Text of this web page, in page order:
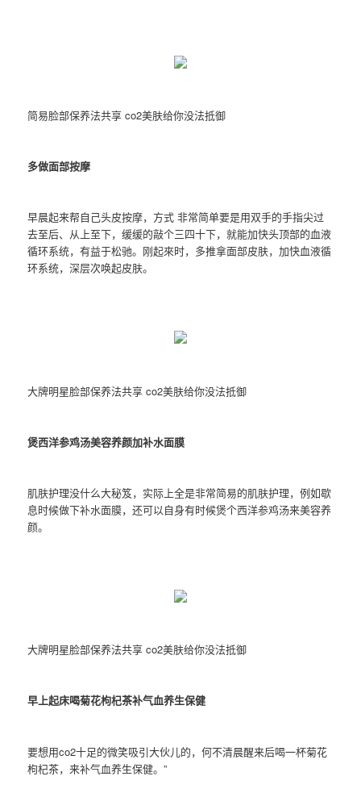
简易脸部保养法共享 co2美肤给你没法抵御
多做面部按摩
早晨起来帮自己头皮按摩，方式 非常简单要是用双手的手指尖过
去至后、从上至下，缓缓的敲个三四十下，就能加快头顶部的血液
循环系统，有益于松驰。刚起來时，多推拿面部皮肤，加快血液循
环系统，深层次唤起皮肤。
大牌明星脸部保养法共享 co2美肤给你没法抵御
煲西洋参鸡汤美容养颜加补水面膜
肌肤护理没什么大秘笈，实际上全是非常简易的肌肤护理，例如歇
息时候做下补水面膜，还可以自身有时候煲个西洋参鸡汤来美容养
颜。
大牌明星脸部保养法共享 co2美肤给你没法抵御
早上起床喝菊花枸杞茶补气血养生保健
要想用co2十足的微笑吸引大伙儿的，何不清晨醒来后喝一杯菊花
枸杞茶，来补气血养生保健。”